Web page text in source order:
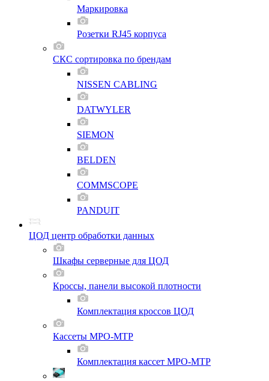
Маркировка
Розетки RJ45 корпуса
СКС сортировка по брендам
NISSEN CABLING
DATWYLER
SIEMON
BELDEN
COMMSCOPE
PANDUIT
ЦОД центр обработки данных
Шкафы серверные для ЦОД
Кроссы, панели высокой плотности
Комплектация кроссов ЦОД
Кассеты MPO-MTP
Комплектация кассет MPO-MTP